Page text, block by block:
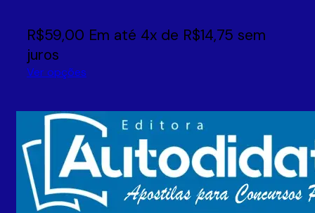
R$59,00 Em até 4x de R$14,75 sem
juros
Ver opções
tem
variantes.
As
opções
podem
ser